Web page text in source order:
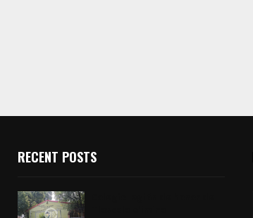
RECENT POSTS